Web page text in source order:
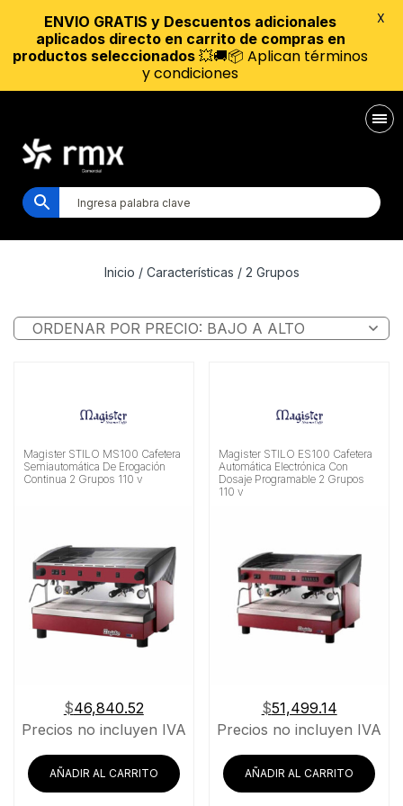
Inicio / Características / 2 Grupos
Magister STILO MS100 Cafetera
Semiautomática De Erogación
Continua 2 Grupos 110 v
$46,840.52
Precios no incluyen IVA
AÑADIR AL CARRITO
Magister STILO ES100 Cafetera
Automática Electrónica Con
Dosaje Programable 2 Grupos
110 v
$51,499.14
Precios no incluyen IVA
AÑADIR AL CARRITO
ENVIO GRATIS y Descuentos adicionales
aplicados directo en carrito de compras en
productos seleccionados 💥🚚📦 Aplican términos
y condiciones
X